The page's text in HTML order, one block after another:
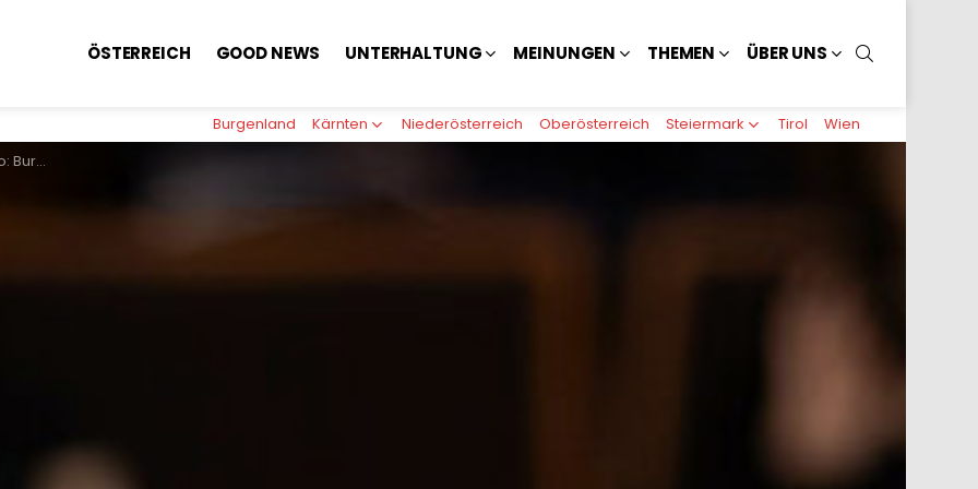
ÖSTERREICH GOOD NEWS UNTERHALTUNG MEINUNGEN THEMEN ÜBER UNS
Burgenland Kärnten Niederösterreich Oberösterreich Steiermark Tirol
Wien